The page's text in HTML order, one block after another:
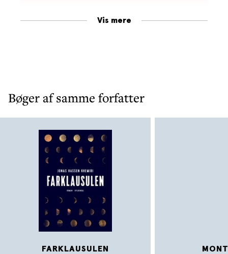
Vis mere
Bøger af samme forfatter
FARKLAUSULEN